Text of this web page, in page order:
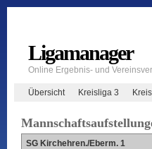
Ligamanager
Online Ergebnis- und
Übersicht Kreisliga 3
SG Kirchehren./Eberm. 1